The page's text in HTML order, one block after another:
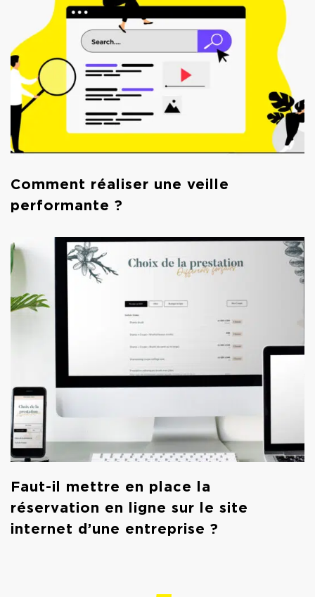
Comment réaliser une veille
performante ?
Faut-il mettre en place la
réservation en ligne sur le site
internet d’une entreprise ?